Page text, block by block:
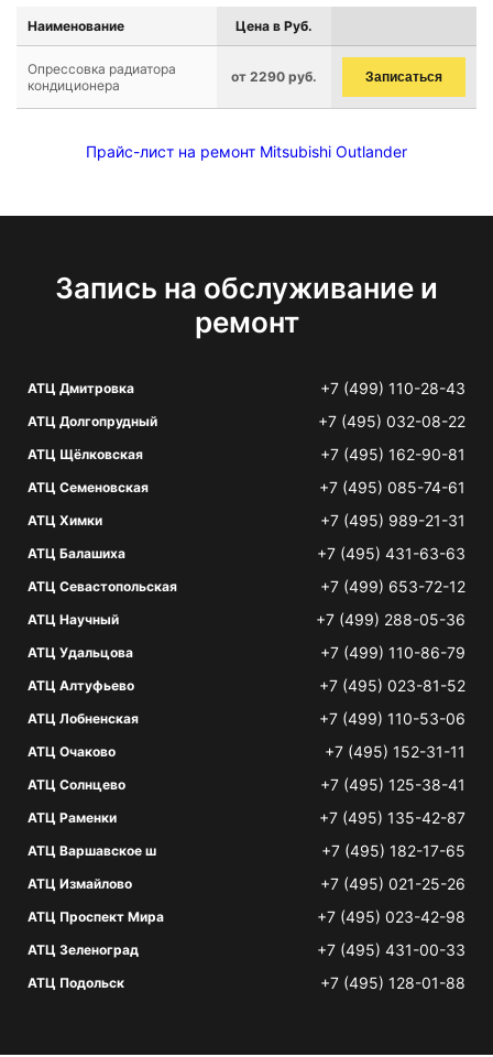
Наименование Цена в Руб.
Опрессовка радиатора
кондиционера
от 2290 руб. Записаться
Прайс-лист на ремонт Mitsubishi Outlander
Запись на обслуживание и
ремонт
АТЦ Дмитровка +7 (499) 110-28-43
АТЦ Долгопрудный +7 (495) 032-08-22
АТЦ Щёлковская +7 (495) 162-90-81
АТЦ Семеновская +7 (495) 085-74-61
АТЦ Химки +7 (495) 989-21-31
АТЦ Балашиха +7 (495) 431-63-63
АТЦ Севастопольская +7 (499) 653-72-12
АТЦ Научный +7 (499) 288-05-36
АТЦ Удальцова +7 (499) 110-86-79
АТЦ Алтуфьево +7 (495) 023-81-52
АТЦ Лобненская +7 (499) 110-53-06
АТЦ Очаково +7 (495) 152-31-11
АТЦ Солнцево +7 (495) 125-38-41
АТЦ Раменки +7 (495) 135-42-87
АТЦ Варшавское ш +7 (495) 182-17-65
АТЦ Измайлово +7 (495) 021-25-26
АТЦ Проспект Мира +7 (495) 023-42-98
АТЦ Зеленоград +7 (495) 431-00-33
АТЦ Подольск +7 (495) 128-01-88